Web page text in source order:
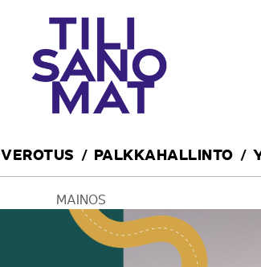
VEROTUS PALKKAHALLINTO
MAINOS